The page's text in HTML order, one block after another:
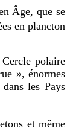
Âge, que se
en plancton
polaire
», énormes
les Pays
et même